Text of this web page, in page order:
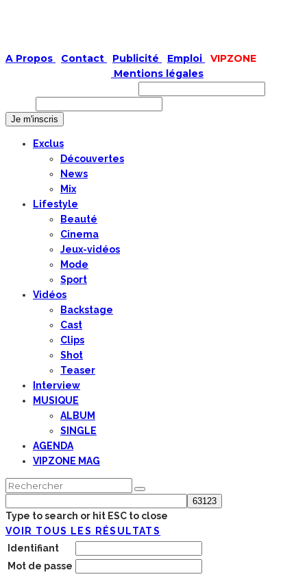
A Propos Contact Publicité Emploi
VIPZONE
Mentions légales
Exclus
Découvertes
News
Mix
Lifestyle
Beauté
Cinema
Jeux-vidéos
Mode
Sport
Vidéos
Backstage
Cast
Clips
Shot
Teaser
Interview
MUSIQUE
ALBUM
SINGLE
AGENDA
VIPZONE MAG
Type to search or hit ESC to close
VOIR TOUS LES RÉSULTATS
Identifiant
Mot de passe